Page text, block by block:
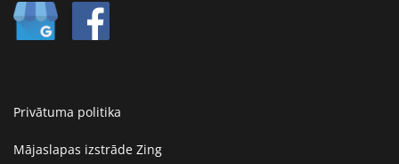
Privātuma politika
Mājaslapas izstrāde Zing